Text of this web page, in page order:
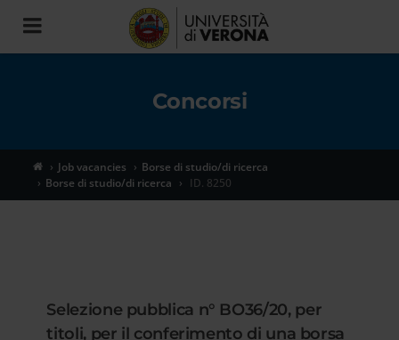
Toggle
navigation
Concorsi
Job vacancies
Borse di studio/di ricerca
Borse di studio/di ricerca
ID. 8250
Selezione pubblica n° BO36/20, per
titoli, per il conferimento di una borsa